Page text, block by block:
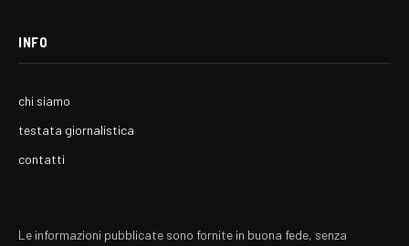
INFO
chi siamo
testata giornalistica
contatti
Le informazioni pubblicate sono fornite in buona fede, senza